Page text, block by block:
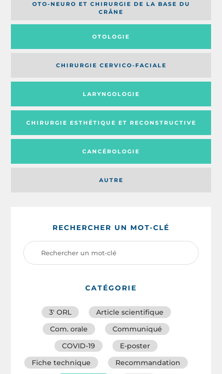
OTO-NEURO ET CHIRURGIE DE LA BASE DU
CRÂNE
OTOLOGIE
CHIRURGIE CERVICO-FACIALE
AUTRE
LARYNGOLOGIE
CHIRURGIE ESTHÉTIQUE ET RECONSTRUCTIVE
CANCÉROLOGIE
RECHERCHER UN MOT-CLÉ
CATÉGORIE
3′ ORL
Article scientifique
Com. orale
Communiqué
COVID-19
E-poster
Fiche technique
Recommandation